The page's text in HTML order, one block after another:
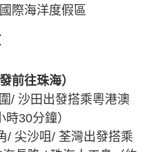
際海洋度假區
前往珠海）
/ 沙田出發搭乘粵港澳
30分鐘）
/ 尖沙咀/ 荃灣出發搭乘